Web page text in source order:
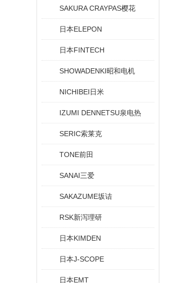
SAKURA CRAYPAS樱花
日本ELEPON
日本FINTECH
SHOWADENKI昭和电机
NICHIBEI日米
IZUMI DENNETSU泉电热
SERIC索莱克
TONE前田
SANAI三爱
SAKAZUME坂诘
RSK新泻理研
日本KIMDEN
日本J-SCOPE
日本EMT